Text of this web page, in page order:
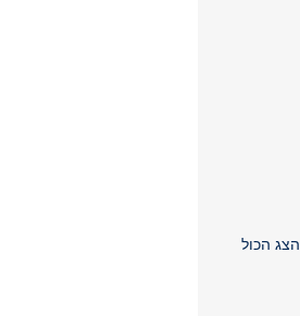
הצג הכול